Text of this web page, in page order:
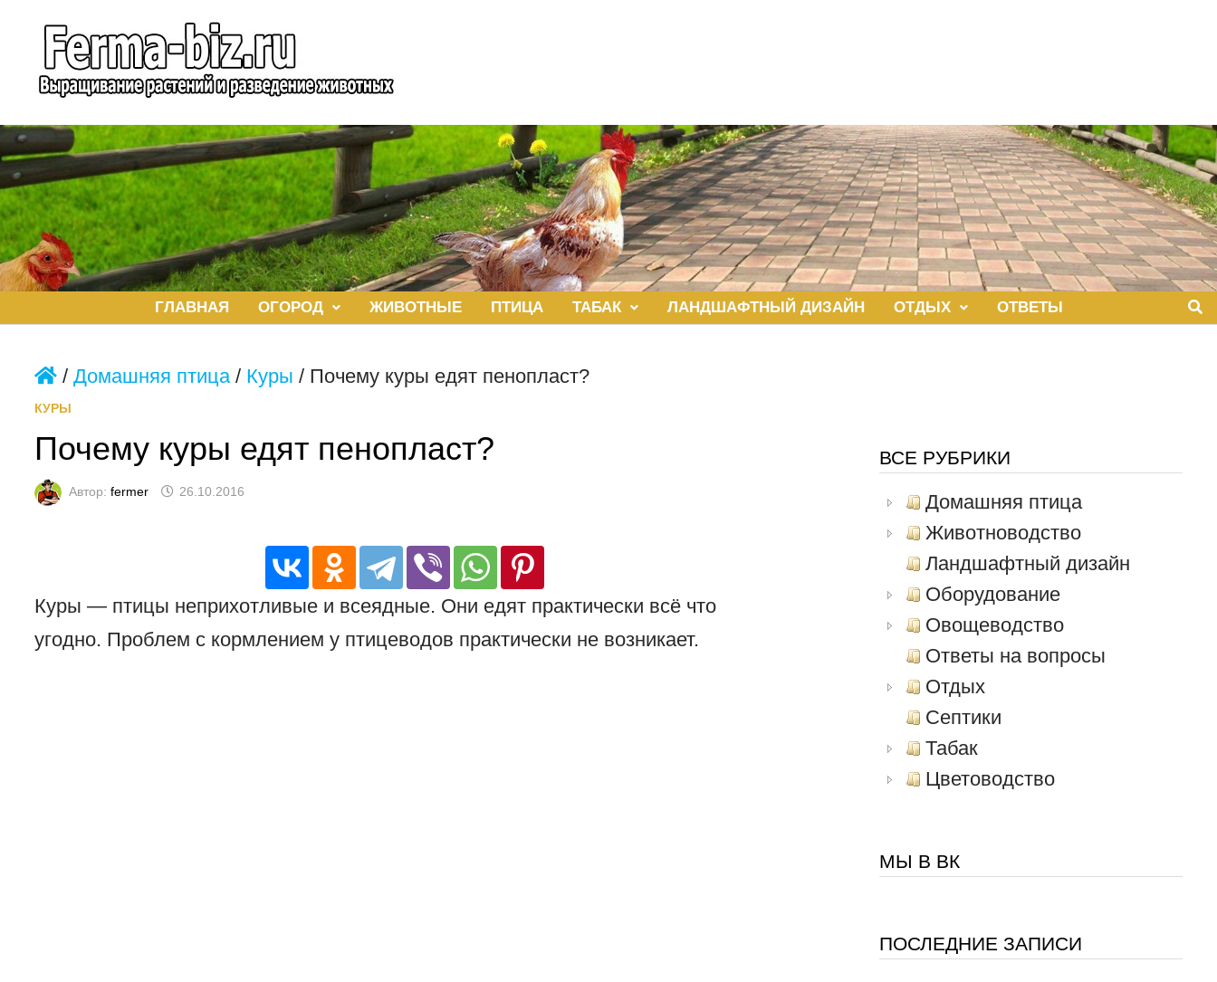
содержимому
ГЛАВНАЯ ОГОРОД ЖИВОТНЫЕ ПТИЦА ТАБАК ЛАНДШАФТНЫЙ ДИЗАЙН ОТДЫХ ОТВЕТЫ
/Домашняя птица/ Куры / Почему куры едят пенопласт?
КУРЫ
Почему куры едят пенопласт?
Автор:fermer 26.10.2016
Куры — птицы неприхотливые и всеядные. Они едят практически всё что
угодно. Проблем с кормлением у птицеводов практически не возникает.
ВСЕ РУБРИКИ
Домашняя птица
Животноводство
Ландшафтный дизайн
Оборудование
Овощеводство
Ответы на вопросы
Отдых
Септики
Табак
Цветоводство
МЫ В ВК
ПОСЛЕДНИЕ ЗАПИСИ